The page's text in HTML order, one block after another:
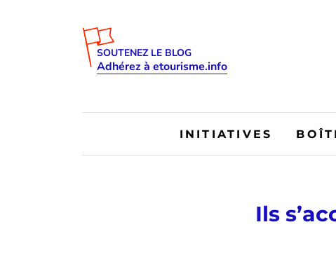
SOUTENEZ LE BLOG
Adhérez à etourisme.info
INITIATIVES
Ils